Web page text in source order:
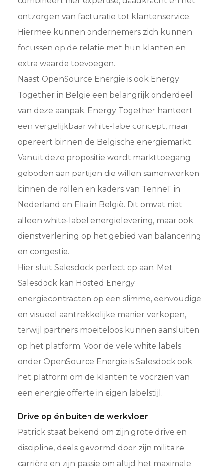
ontzorgen van facturatie tot klantenservice.
Hiermee kunnen ondernemers zich kunnen
focussen op de relatie met hun klanten en
extra waarde toevoegen.
Naast OpenSource Energie is ook Energy
Together in België een belangrijk onderdeel
van deze aanpak. Energy Together hanteert
een vergelijkbaar white-labelconcept, maar
opereert binnen de Belgische energiemarkt.
Vanuit deze propositie wordt markttoegang
geboden aan partijen die willen samenwerken
binnen de rollen en kaders van TenneT in
Nederland en Elia in België. Dit omvat niet
alleen white-label energielevering, maar ook
dienstverlening op het gebied van balancering
en congestie.
Hier sluit Salesdock perfect op aan. Met
Salesdock kan Hosted Energy
energiecontracten op een slimme, eenvoudige
en visueel aantrekkelijke manier verkopen,
terwijl partners moeiteloos kunnen aansluiten
op het platform. Voor de vele white labels
onder OpenSource Energie is Salesdock ook
het platform om de klanten te voorzien van
een energie offerte in eigen labelstijl.
Drive op én buiten de werkvloer
Patrick staat bekend om zijn grote drive en
discipline, deels gevormd door zijn militaire
carrière en zijn passie om altijd het maximale